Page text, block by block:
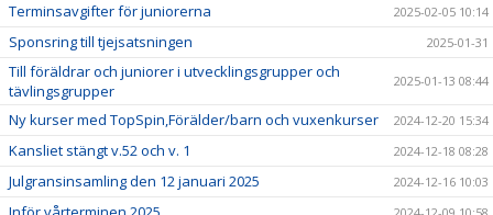
Terminsavgifter för juniorerna 2025-02-05 10:14
Sponsring till tjejsatsningen 2025-01-31
Till föräldrar och juniorer i utvecklingsgrupper och
tävlingsgrupper
2025-01-13 08:44
Ny kurser med TopSpin,Förälder/barn och vuxenkurser 2024-12-20 15:34
Kansliet stängt v.52 och v. 1 2024-12-18 08:28
Julgransinsamling den 12 januari 2025 2024-12-16 10:03